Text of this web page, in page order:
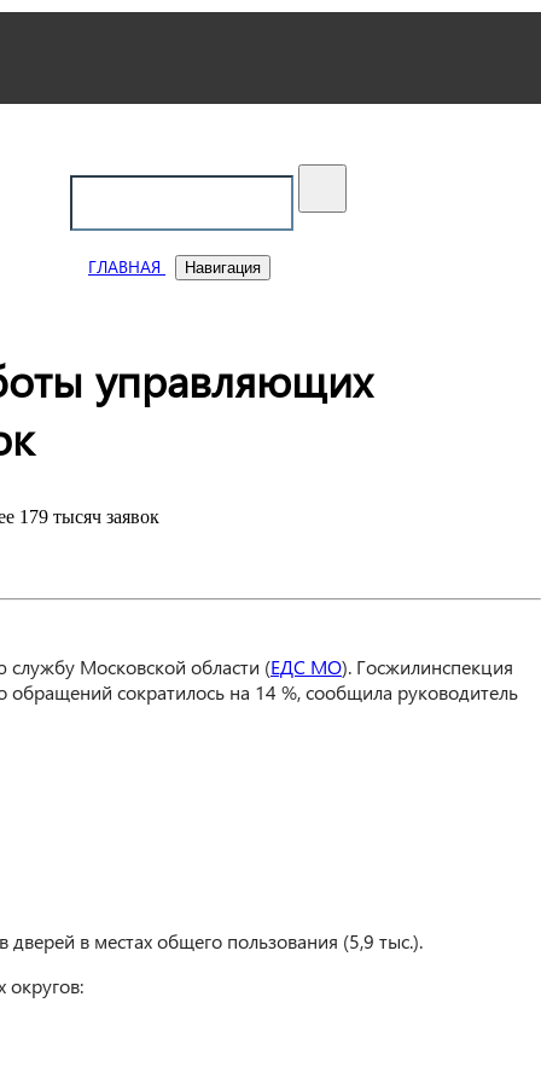
ГЛАВНАЯ Навигация
управляющих
179 тысяч заявок
Московской области (ЕДС МО). Госжилинспекция
сократилось на 14 %, сообщила руководитель
в местах общего пользования (5,9 тыс.).
округов: